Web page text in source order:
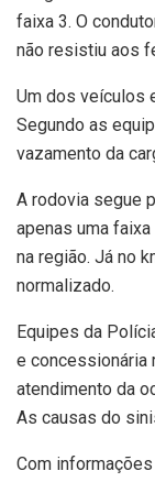
faixa 3. O
não resistiu aos
Um dos veículos
Segundo as
vazamento da
A rodovia segue
apenas uma
na região. Já no
normalizado.
Equipes da
e concessionária
atendimento da
As causas do
Com